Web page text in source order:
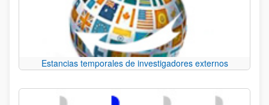
Estancias temporales de investigadores externos